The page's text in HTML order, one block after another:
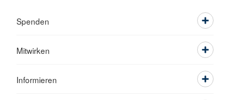
Spenden
Mitwirken
Informieren